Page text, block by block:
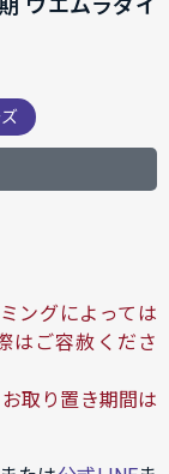
ウエムラダイ
ングによっては
はご容赦くださ
取り置き期間は